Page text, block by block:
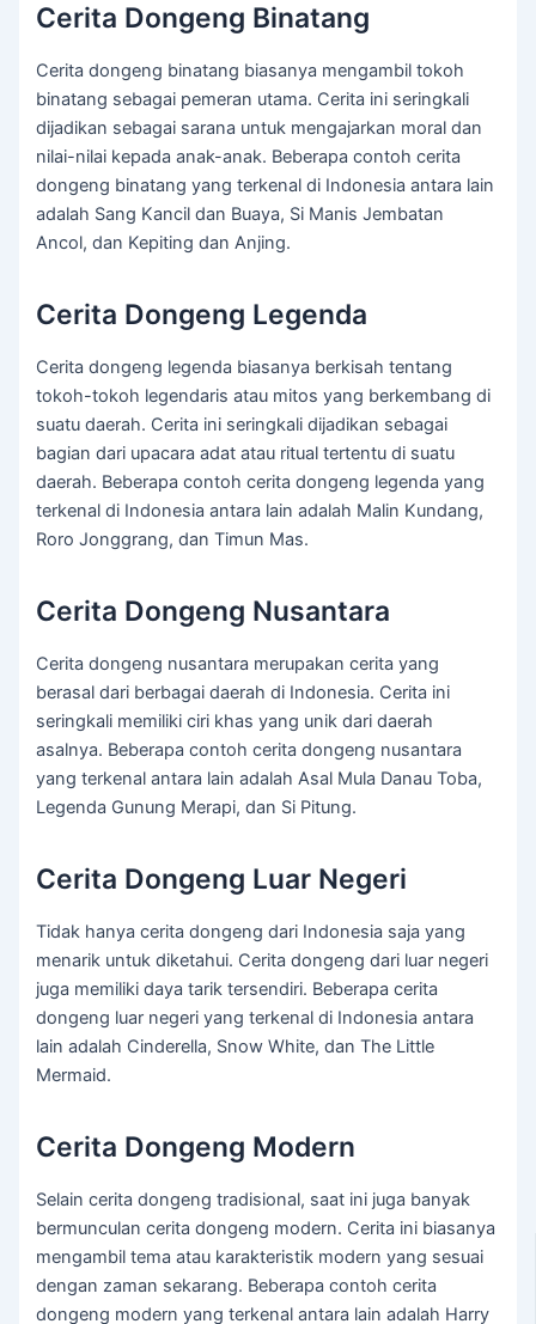
Cerita Dongeng Binatang
Cerita dongeng binatang biasanya mengambil tokoh
binatang sebagai pemeran utama. Cerita ini seringkali
dijadikan sebagai sarana untuk mengajarkan moral dan
nilai-nilai kepada anak-anak. Beberapa contoh cerita
dongeng binatang yang terkenal di Indonesia antara lain
adalah Sang Kancil dan Buaya, Si Manis Jembatan
Ancol, dan Kepiting dan Anjing.
Cerita Dongeng Legenda
Cerita dongeng legenda biasanya berkisah tentang
tokoh-tokoh legendaris atau mitos yang berkembang di
suatu daerah. Cerita ini seringkali dijadikan sebagai
bagian dari upacara adat atau ritual tertentu di suatu
daerah. Beberapa contoh cerita dongeng legenda yang
terkenal di Indonesia antara lain adalah Malin Kundang,
Roro Jonggrang, dan Timun Mas.
Cerita Dongeng Nusantara
Cerita dongeng nusantara merupakan cerita yang
berasal dari berbagai daerah di Indonesia. Cerita ini
seringkali memiliki ciri khas yang unik dari daerah
asalnya. Beberapa contoh cerita dongeng nusantara
yang terkenal antara lain adalah Asal Mula Danau Toba,
Legenda Gunung Merapi, dan Si Pitung.
Cerita Dongeng Luar Negeri
Tidak hanya cerita dongeng dari Indonesia saja yang
menarik untuk diketahui. Cerita dongeng dari luar negeri
juga memiliki daya tarik tersendiri. Beberapa cerita
dongeng luar negeri yang terkenal di Indonesia antara
lain adalah Cinderella, Snow White, dan The Little
Mermaid.
Cerita Dongeng Modern
Selain cerita dongeng tradisional, saat ini juga banyak
bermunculan cerita dongeng modern. Cerita ini biasanya
mengambil tema atau karakteristik modern yang sesuai
dengan zaman sekarang. Beberapa contoh cerita
dongeng modern yang terkenal antara lain adalah Harry